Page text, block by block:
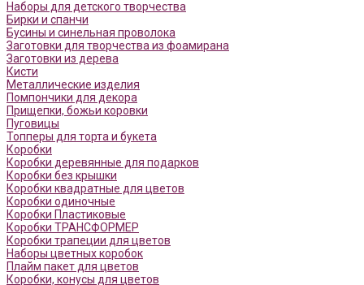
Наборы для детского творчества
Бирки и спанчи
Бусины и синельная проволока
Заготовки для творчества из фоамирана
Заготовки из дерева
Кисти
Металлические изделия
Помпончики для декора
Прищепки, божьи коровки
Пуговицы
Топперы для торта и букета
Коробки
Коробки деревянные для подарков
Коробки без крышки
Коробки квадратные для цветов
Коробки одиночные
Коробки Пластиковые
Коробки ТРАНСФОРМЕР
Коробки трапеции для цветов
Наборы цветных коробок
Плайм пакет для цветов
Коробки, конусы для цветов